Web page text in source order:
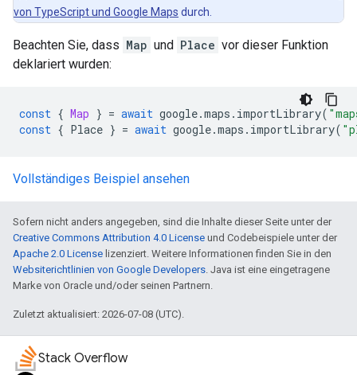
von TypeScript und Google Maps durch.
Beachten Sie, dass Map und Place vor dieser Funktion
deklariert wurden:
const { Map } = await google.maps . importLibrary(
const { Place } = await google.maps . importLibrary(
Vollständiges Beispiel ansehen
Sofern nicht anders angegeben, sind die Inhalte dieser Seite unter der
Creative Commons Attribution 4.0 License und Codebeispiele unter der
Apache 2.0 License lizenziert. Weitere Informationen finden Sie in den
Websiterichtlinien von Google Developers. Java ist eine eingetragene
Marke von Oracle und/oder seinen Partnern.
Zuletzt aktualisiert: 2026-07-08 (UTC).
Stack Overflow